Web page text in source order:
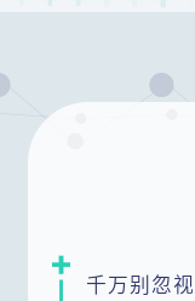
关节
千万别忽